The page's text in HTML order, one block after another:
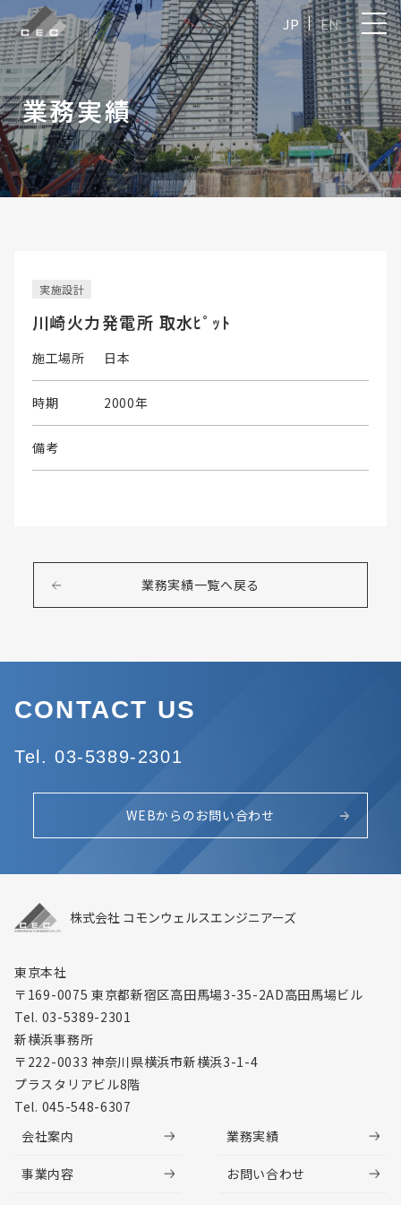
EN
JP
業務実績
実施設計
川崎火力発電所 取水ﾋﾟｯﾄ
施工場所 日本
時期 2000年
備考
業務実績一覧へ戻る
CONTACT US
Tel. 03-5389-2301
WEBからのお問い合わせ
株式会社 コモンウェルスエンジニアーズ
東京本社
〒169-0075 東京都新宿区高田馬場3-35-2AD高田馬場ビル
Tel. 03-5389-2301
新横浜事務所
〒222-0033 神奈川県横浜市新横浜3-1-4
プラスタリアビル8階
Tel. 045-548-6307
会社案内
事業内容
業務実績
お問い合わせ